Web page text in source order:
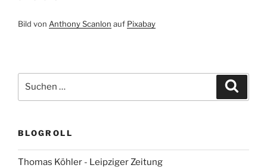
Bild von Anthony Scanlon auf Pixabay
nach:
BLOGROLL
Thomas Köhler - Leipziger Zeitung